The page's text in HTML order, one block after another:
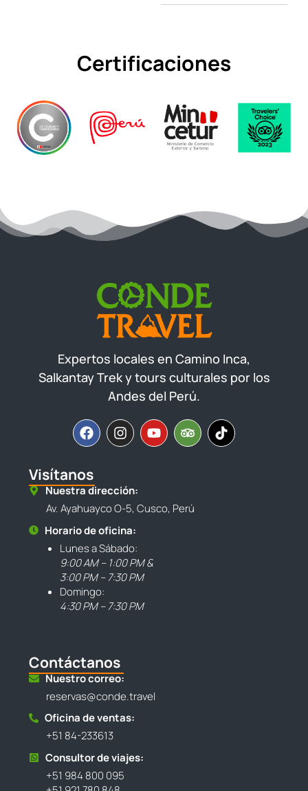
Certificaciones
Expertos locales en Camino Inca,
Salkantay Trek y tours culturales por los
Andes del Perú.
Visítanos
Nuestra dirección:
Av. Ayahuayco O-5, Cusco, Perú
Horario de oficina:
Lunes a Sábado:
9:00 AM – 1:00 PM &
3:00 PM – 7:30 PM
Domingo:
4:30 PM – 7:30 PM
Contáctanos
Nuestro correo:
reservas@conde.travel
Oficina de ventas:
+51 84-233613
Consultor de viajes:
+51 984 800 095